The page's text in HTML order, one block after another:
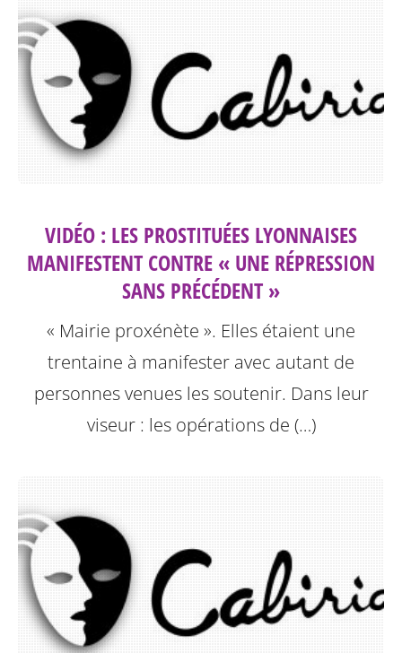
VIDÉO : LES PROSTITUÉES LYONNAISES
MANIFESTENT CONTRE « UNE RÉPRESSION
SANS PRÉCÉDENT »
« Mairie proxénète ». Elles étaient une
trentaine à manifester avec autant de
personnes venues les soutenir. Dans leur
viseur : les opérations de (…)